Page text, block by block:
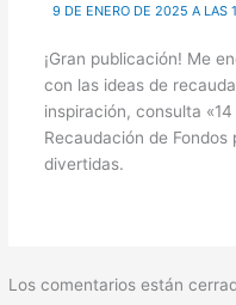
9 DE ENERO DE 2025 A LAS
¡Gran publicación! Me
con las ideas de
inspiración, consulta
Recaudación de Fondos
divertidas.
Los comentarios están